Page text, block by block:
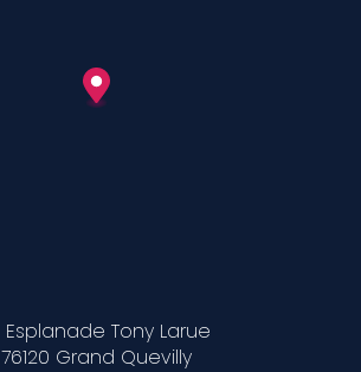
Esplanade Tony Larue
76120 Grand Quevilly